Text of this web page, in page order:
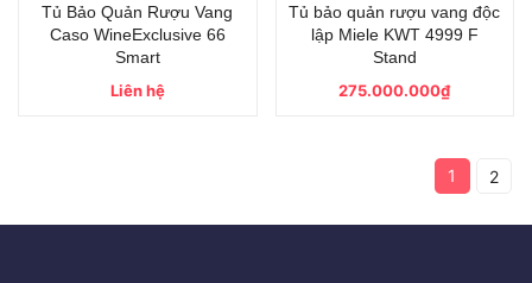
Tủ Bảo Quản Rượu Vang
Caso WineExclusive 66
Smart
Liên hệ
Tủ bảo quản rượu vang độc
lập Miele KWT 4999 F
Stand
275.000.000₫
1 2